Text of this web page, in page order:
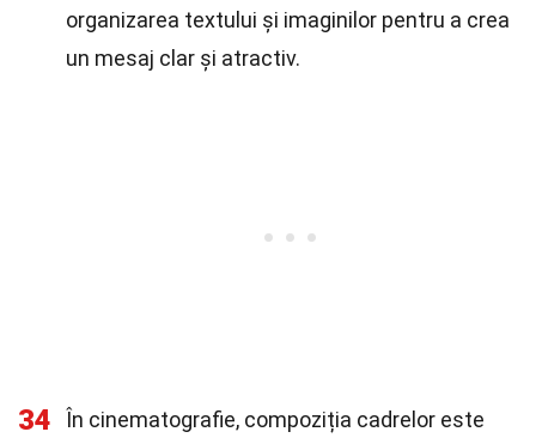
organizarea textului și imaginilor pentru a crea
un mesaj clar și atractiv.
34
În cinematografie, compoziția cadrelor este